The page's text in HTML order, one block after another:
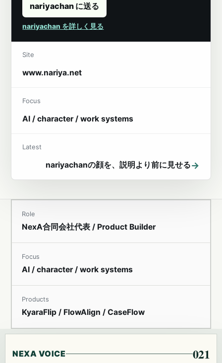
nariyachan に送る
nariyachan を詳しく見る
Site
www.nariya.net
Focus
AI / character / work systems
Latest
nariyachanの顔を、説明より前に見せる→
Role
NexA合同会社代表 / Product Builder
Focus
AI / character / work systems
Products
KyaraFlip / FlowAlign / CaseFlow
NEXA VOICE 021